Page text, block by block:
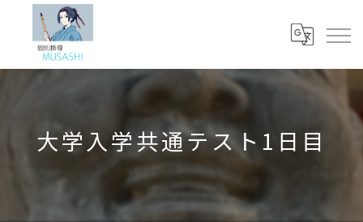
大学入学共通テスト1日目